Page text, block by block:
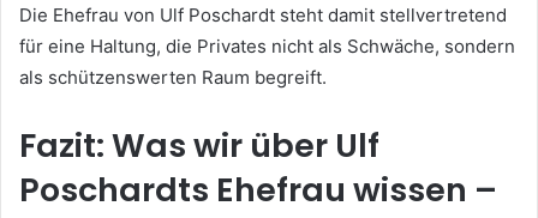
Die Ehefrau von Ulf Poschardt steht damit stellvertretend
für eine Haltung, die Privates nicht als Schwäche, sondern
als schützenswerten Raum begreift.
Fazit: Was wir über Ulf
Poschardts Ehefrau wissen –